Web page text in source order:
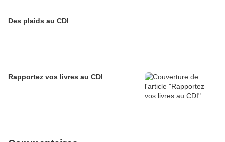
Des plaids au CDI
Rapportez vos livres au CDI